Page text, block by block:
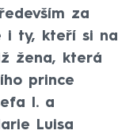
za
i ty, kteří si na
žena, která
prince
I. a
Luisa